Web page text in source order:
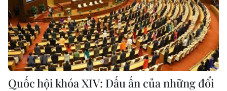
Quốc hội khóa XIV: Dấu ấn của những đổi